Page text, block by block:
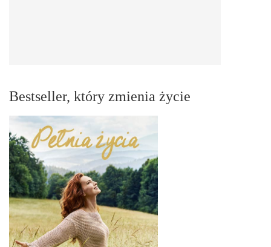
Bestseller, który zmienia życie